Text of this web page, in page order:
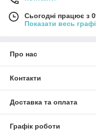
Сьогодні працює з
Показати весь
Про нас
Контакти
Доставка та оплата
Графік роботи